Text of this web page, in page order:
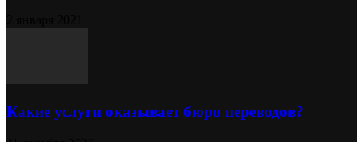
Какие услуги оказывает бюро переводов?